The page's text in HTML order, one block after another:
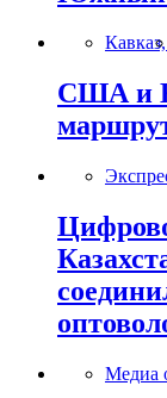
Кавказ,
США и
Медиа